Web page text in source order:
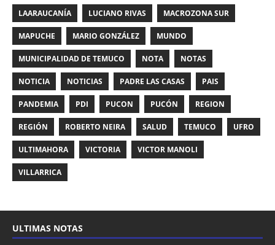
LAARAUCANÍA LUCIANO RIVAS MACROZONA SUR
MAPUCHE MARIO GONZÁLEZ MUNDO
MUNICIPALIDAD DE TEMUCO NOTA NOTAS
NOTICIA NOTICIAS PADRE LAS CASAS PAIS
PANDEMIA PDI PUCON PUCÓN REGION
REGIÓN ROBERTO NEIRA SALUD TEMUCO UFRO
ULTIMAHORA VICTORIA VICTOR MANOLI
VILLARRICA
ULTIMAS NOTAS